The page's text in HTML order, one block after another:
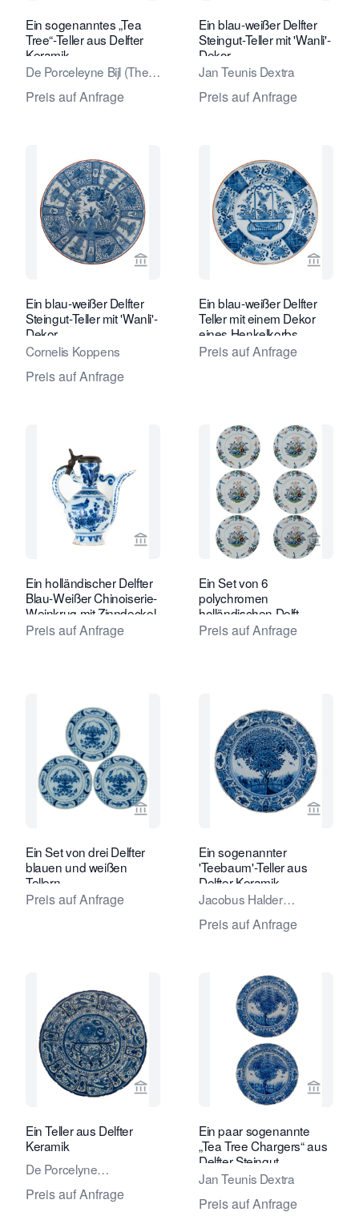
Ein sogenanntes „Tea
Tree“-Teller aus Delfter
Keramik
De Porceleyne Bijl (The
Porcelain Axe) Factory
Preis auf Anfrage
Ein blau-weißer Delfter
Steingut-Teller mit 'Wanli'-
Dekor
Jan Teunis Dextra
Preis auf Anfrage
Verkaeuferseite von Van Nie
Ein blau-weißer Delfter
Steingut-Teller mit 'Wanli'-
Dekor
Cornelis Koppens
Preis auf Anfrage
Ein blau-weißer Delfter
Teller mit einem Dekor
eines Henkelkorbs.
Preis auf Anfrage
Verkaeuferseite von Van Nie
Ein holländischer Delfter
Blau-Weißer Chinoiserie-
Weinkrug mit Zinndeckel
montiert
Preis auf Anfrage
Ein Set von 6
polychromen
holländischen Delft
Tellern
Preis auf Anfrage
Verkaeuferseite von Van Nie
Ein Set von drei Delfter
blauen und weißen
Tellern
Preis auf Anfrage
Ein sogenannter
'Teebaum'-Teller aus
Delfter Keramik
Jacobus Halder
Adriaensz.
Preis auf Anfrage
Verkaeuferseite von Van Nie
Ein Teller aus Delfter
Keramik
De Porcelyne
Lampetkan - The
Porcelan Ewer Factory
Preis auf Anfrage
Ein paar sogenannte
„Tea Tree Chargers“ aus
Delfter Steingut
Jan Teunis Dextra
Preis auf Anfrage